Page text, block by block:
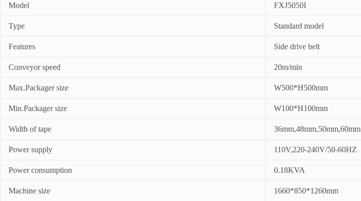
Model FXJ5050I
Type Standard model
Features Side drive belt
Conveyor speed 20m/min
Max.Packager size W500*H500mm
Min.Packager size W100*H100mm
Width of tape 36mm,48mm,50mm,60mm
Power supply 110V,220-240V/50-60HZ
Power consumption 0.18KVA
Machine size 1660*850*1260mm